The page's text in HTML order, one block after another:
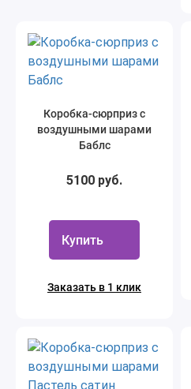
Коробка-сюрприз с
воздушными шарами
Баблс
5100 руб.
Купить
Заказать в 1 клик